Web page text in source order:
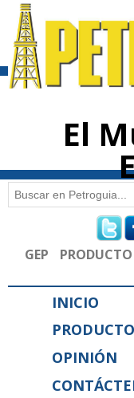
El
Formulario
Buscar
GEP PRODUCTO
INICIO
OPINIÓN